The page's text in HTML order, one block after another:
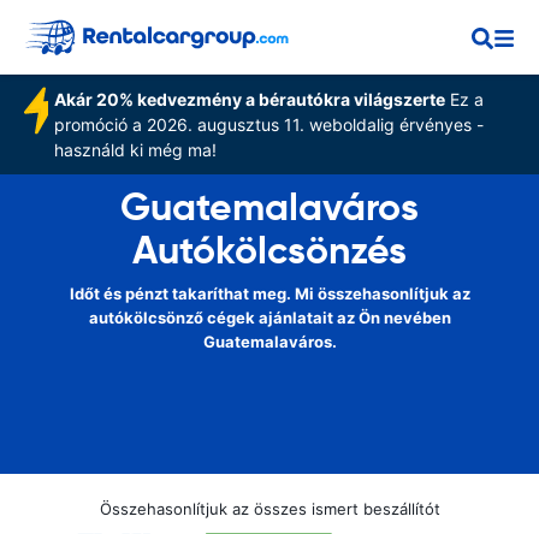
Akár 20% kedvezmény a bérautókra világszerteEz a
promóció a 2026. augusztus 11. weboldalig érvényes -
használd ki még ma!
Guatemalaváros
Autókölcsönzés
Időt és pénzt takaríthat meg. Mi összehasonlítjuk az
autókölcsönző cégek ajánlatait az Ön nevében
Guatemalaváros.
Összehasonlítjuk az összes ismert beszállítót